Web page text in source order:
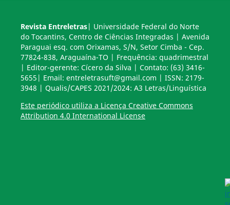
Revista Entreletras| Universidade Federal do Norte
do Tocantins, Centro de Ciências Integradas | Avenida
Paraguai esq. com Orixamas, S/N, Setor Cimba - Cep.
77824-838, Araguaína-TO | Frequência: quadrimestral
| Editor-gerente: Cícero da Silva | Contato: (63) 3416-
5655| Email: entreletrasuft@gmail.com | ISSN: 2179-
3948 | Qualis/CAPES 2021/2024: A3 Letras/Linguística
Este periódico utiliza a Licença Creative Commons
Attribution 4.0 International License